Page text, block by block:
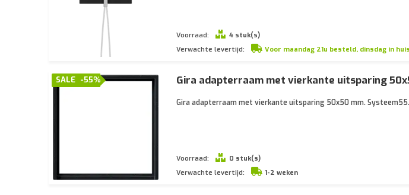
Voorraad:
4 stuk(s)
Verwachte levertijd:
Voor maandag 21u besteld, dinsdag in
-55%
SALE Gira adapterraam met vierkante uitsparing
Gira adapterraam met vierkante uitsparing 50x50 mm.
Voorraad:
0 stuk(s)
Verwachte levertijd:
1-2 weken